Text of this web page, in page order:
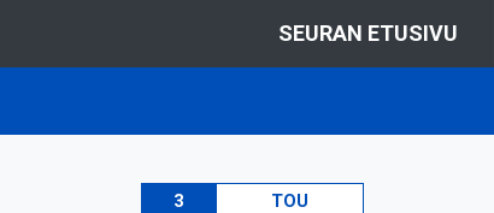
SEURAN ETUSIVU
3 TOU